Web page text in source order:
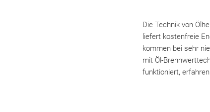
Die Technik von
liefert kostenfreie
kommen bei sehr
mit Öl-
funktioniert,